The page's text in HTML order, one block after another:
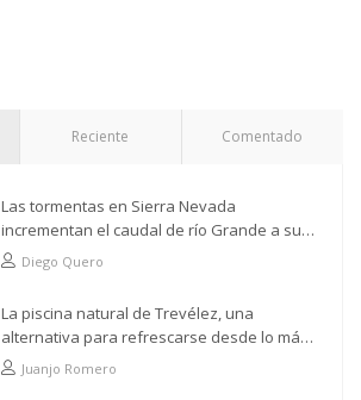
Reciente Comentado
Las tormentas en Sierra Nevada
incrementan el caudal de río Grande a su
paso por Trevélez
Diego Quero
La piscina natural de Trevélez, una
alternativa para refrescarse desde lo más
altoJuanjo Romero